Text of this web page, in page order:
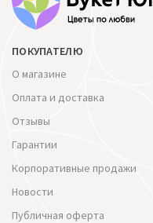
ПОКУПАТЕЛЮ
О магазине
Оплата и доставка
Отзывы
Гарантии
Корпоративные продажи
Новости
Публичная оферта